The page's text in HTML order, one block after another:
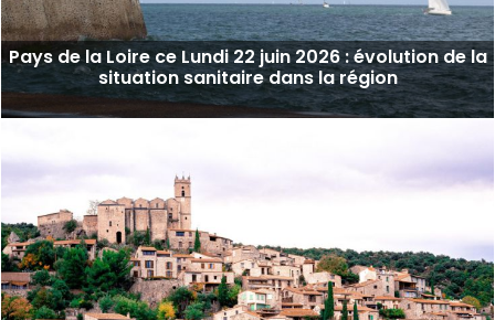
Pays de la Loire ce Lundi 22 juin 2026 : évolution de la
situation sanitaire dans la région